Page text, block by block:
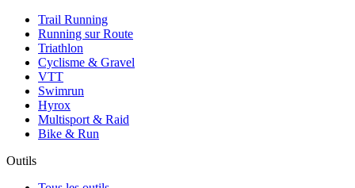
Trail Running
Running sur Route
Triathlon
Cyclisme & Gravel
VTT
Swimrun
Hyrox
Multisport & Raid
Bike & Run
Outils